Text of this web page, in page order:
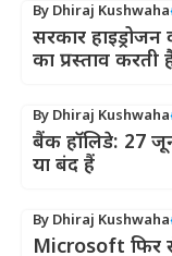
By Dhiraj Kushwaha
सरकार
का प्रस्ताव करती
By Dhiraj Kushwaha
बैंक हॉलिडे: 27
या बंद हैं
By Dhiraj Kushwaha
Microsoft फिर